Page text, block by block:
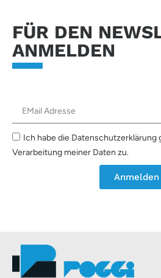
FÜR DEN
ANMELDEN
Ich habe die Datenschutzerklärung
Verarbeitung meiner Daten zu.
Anmelden